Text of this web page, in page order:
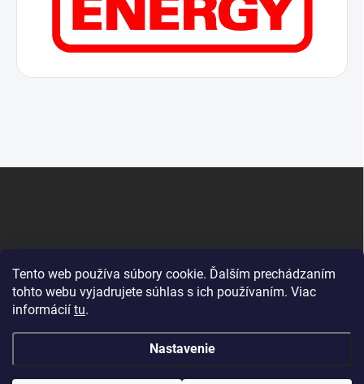
Tento web používa súbory cookie. Ďalším prechádzaním
tohto webu vyjadrujete súhlas s ich používaním. Viac
informácií tu.
Nastavenie
Krby Dunajská Streda